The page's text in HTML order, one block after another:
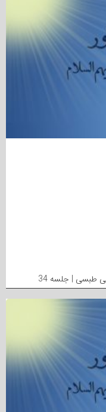
طبسی | جلسه 34